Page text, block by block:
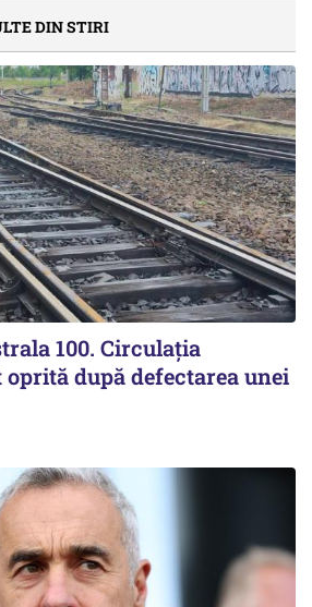
DIN STIRI
100. Circulația
după defectarea unei